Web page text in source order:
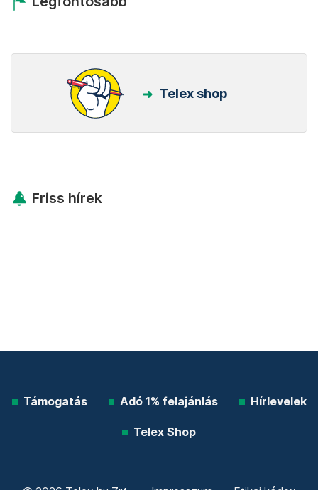
Telex shop
Friss hírek
Támogatás Adó 1% felajánlás Hírlevelek
Telex Shop